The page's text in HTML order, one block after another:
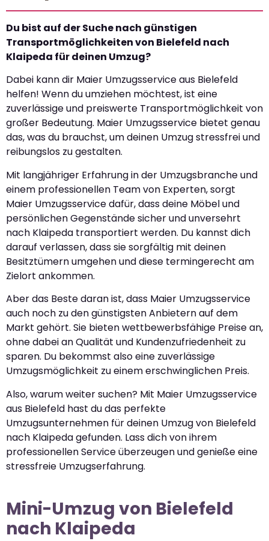
Du bist auf der Suche nach günstigen
Transportmöglichkeiten von Bielefeld nach
Klaipeda für deinen Umzug?
Dabei kann dir Maier Umzugsservice aus Bielefeld
helfen! Wenn du umziehen möchtest, ist eine
zuverlässige und preiswerte Transportmöglichkeit von
großer Bedeutung. Maier Umzugsservice bietet genau
das, was du brauchst, um deinen Umzug stressfrei und
reibungslos zu gestalten.
Mit langjähriger Erfahrung in der Umzugsbranche und
einem professionellen Team von Experten, sorgt
Maier Umzugsservice dafür, dass deine Möbel und
persönlichen Gegenstände sicher und unversehrt
nach Klaipeda transportiert werden. Du kannst dich
darauf verlassen, dass sie sorgfältig mit deinen
Besitztümern umgehen und diese termingerecht am
Zielort ankommen.
Aber das Beste daran ist, dass Maier Umzugsservice
auch noch zu den günstigsten Anbietern auf dem
Markt gehört. Sie bieten wettbewerbsfähige Preise an,
ohne dabei an Qualität und Kundenzufriedenheit zu
sparen. Du bekommst also eine zuverlässige
Umzugsmöglichkeit zu einem erschwinglichen Preis.
Also, warum weiter suchen? Mit Maier Umzugsservice
aus Bielefeld hast du das perfekte
Umzugsunternehmen für deinen Umzug von Bielefeld
nach Klaipeda gefunden. Lass dich von ihrem
professionellen Service überzeugen und genieße eine
stressfreie Umzugserfahrung.
Mini-Umzug von Bielefeld
nach Klaipeda